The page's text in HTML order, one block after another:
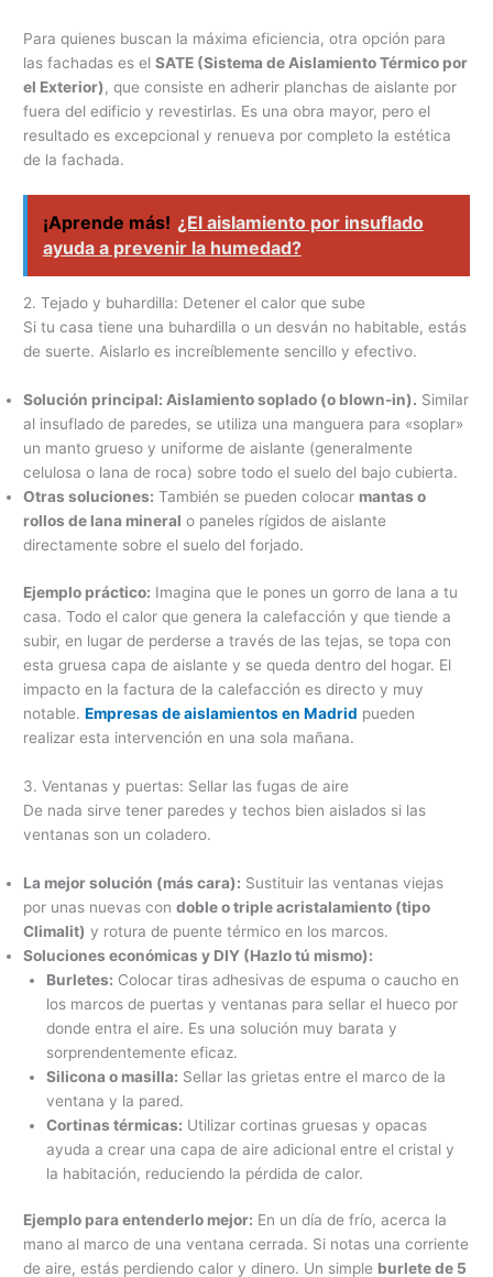
Para quienes buscan la máxima eficiencia, otra opción para
las fachadas es elSATE (Sistema de Aislamiento Térmico por
el Exterior), que consiste en adherir planchas de aislante por
fuera del edificio y revestirlas. Es una obra mayor, pero el
resultado es excepcional y renueva por completo la estética
de la fachada.
¡Aprende más! ¿El aislamiento por insuflado
ayuda a prevenir la humedad?
2. Tejado y buhardilla: Detener el calor que sube
Si tu casa tiene una buhardilla o un desván no habitable, estás
de suerte. Aislarlo es increíblemente sencillo y efectivo.
Solución principal: Aislamiento soplado (o blown-in). Similar
al insuflado de paredes, se utiliza una manguera para «soplar»
un manto grueso y uniforme de aislante (generalmente
celulosa o lana de roca) sobre todo el suelo del bajo cubierta.
Otras soluciones: También se pueden colocar mantas o
rollos de lana mineral o paneles rígidos de aislante
directamente sobre el suelo del forjado.
Ejemplo práctico: Imagina que le pones un gorro de lana a tu
casa. Todo el calor que genera la calefacción y que tiende a
subir, en lugar de perderse a través de las tejas, se topa con
esta gruesa capa de aislante y se queda dentro del hogar. El
impacto en la factura de la calefacción es directo y muy
notable.Empresas de aislamientos en Madrid pueden
realizar esta intervención en una sola mañana.
3. Ventanas y puertas: Sellar las fugas de aire
De nada sirve tener paredes y techos bien aislados si las
ventanas son un coladero.
La mejor solución (más cara): Sustituir las ventanas viejas
por unas nuevas condoble o triple acristalamiento (tipo
Climalit) y rotura de puente térmico en los marcos.
Soluciones económicas y DIY (Hazlo tú mismo):
Burletes: Colocar tiras adhesivas de espuma o caucho en
los marcos de puertas y ventanas para sellar el hueco por
donde entra el aire. Es una solución muy barata y
sorprendentemente eficaz.
Silicona o masilla: Sellar las grietas entre el marco de la
ventana y la pared.
Cortinas térmicas: Utilizar cortinas gruesas y opacas
ayuda a crear una capa de aire adicional entre el cristal y
la habitación, reduciendo la pérdida de calor.
Ejemplo para entenderlo mejor: En un día de frío, acerca la
mano al marco de una ventana cerrada. Si notas una corriente
de aire, estás perdiendo calor y dinero. Un simple burlete de 5